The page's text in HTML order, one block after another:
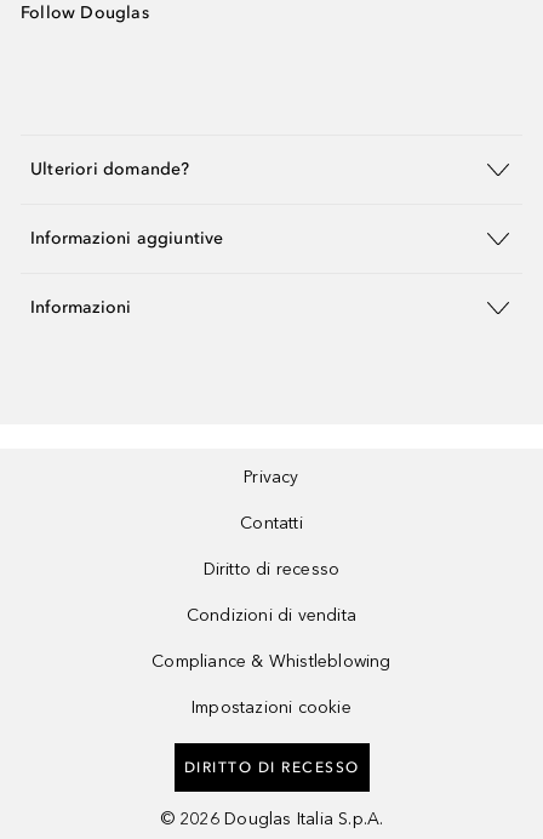
Follow Douglas
Ulteriori domande?
Informazioni aggiuntive
Informazioni
Privacy
Contatti
Diritto di recesso
Condizioni di vendita
Compliance & Whistleblowing
Impostazioni cookie
DIRITTO DI RECESSO
© 2026 Douglas Italia S.p.A.